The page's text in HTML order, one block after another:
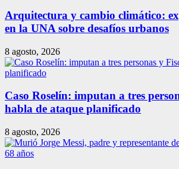
Arquitectura y cambio climático:
en la UNA sobre desafíos urbanos
8 agosto, 2026
Caso Roselín: imputan a tres
habla de ataque planificado
8 agosto, 2026